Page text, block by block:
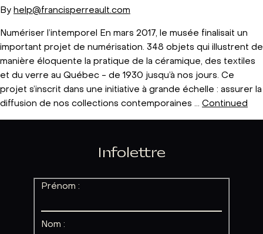
By help@francisperreault.com
Numériser l’intemporel En mars 2017, le musée finalisait un
important projet de numérisation. 348 objets qui illustrent de
manière éloquente la pratique de la céramique, des textiles
et du verre au Québec - de 1930 jusqu’à nos jours. Ce
projet s’inscrit dans une initiative à grande échelle : assurer la
diffusion de nos collections contemporaines … Continued
Infolettre
Prénom :
Nom :